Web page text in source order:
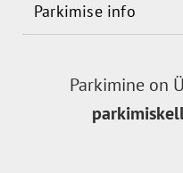
Parkimise info
Parkimine on